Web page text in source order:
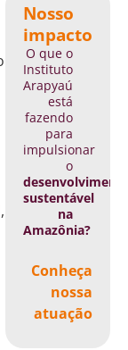
Nosso
impacto
O que o
Instituto
Arapyaú
está
fazendo
para
impulsionar
o
sustentável
na
Amazônia?
Conheça
nossa
atuação
,